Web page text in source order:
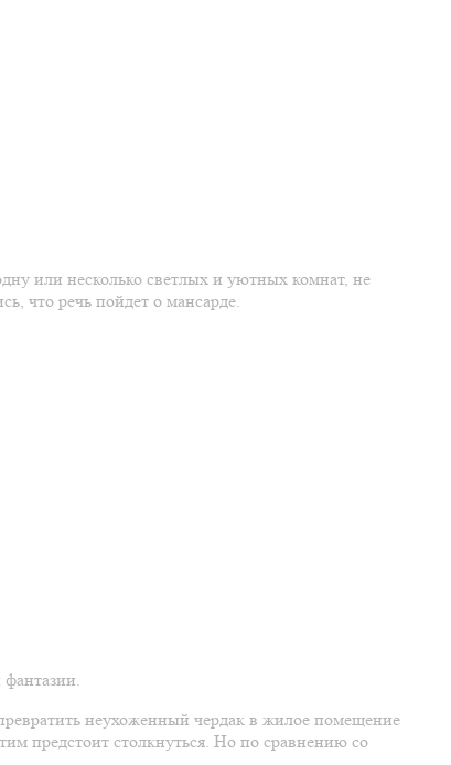
или несколько светлых и уютных комнат, не
что речь пойдет о мансарде.
неухоженный чердак в жилое помещение
предстоит столкнуться. Но по сравнению со